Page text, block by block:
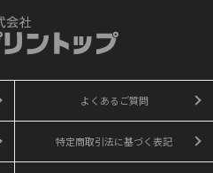
よくあるご質問
特定商取引法に基づく表記